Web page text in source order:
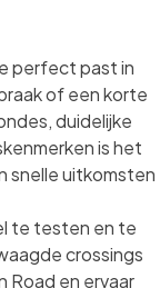
perfect past in
of een korte
duidelijke
is het
snelle uitkomsten
te testen en te
crossings
Road en ervaar